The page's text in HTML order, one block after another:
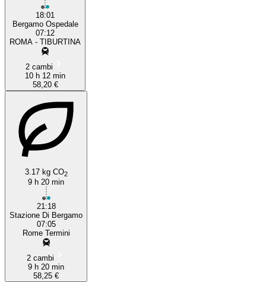
18:01
Bergamo Ospedale
07:12
ROMA - TIBURTINA
2 cambi
10 h 12 min
58,20 €
3.17 kg CO2
9 h 20 min
21:18
Stazione Di Bergamo
07:05
Rome Termini
2 cambi
9 h 20 min
58,25 €